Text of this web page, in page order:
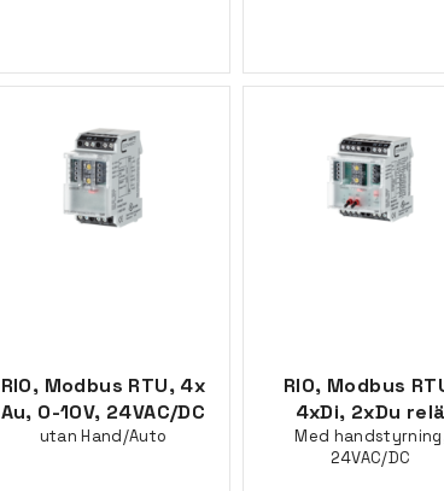
RIO, Modbus RTU, 4x
Au, 0-10V, 24VAC/DC
utan Hand/Auto
RIO, Modbus
4xDi, 2xDu relä
Med
24VAC/DC